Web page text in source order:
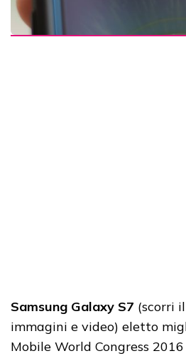
Samsung Galaxy S7 (scorri
immagini e video) eletto
Mobile World Congress 2016